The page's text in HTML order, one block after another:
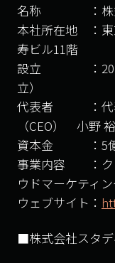
名称 ：株式
本社所在地 ：東
寿ビル11階
設立 ：2012年
立）
代表者 ：代表
（CEO） 小野
資本金 ：5億
事業内容 ：ク
ウドマーケティ
ウェブサイト：
■株式会社スタデ